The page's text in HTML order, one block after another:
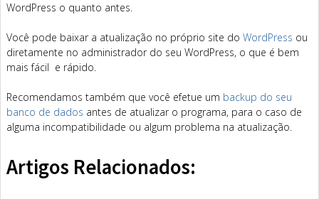
WordPress o quanto antes.
Você pode baixar a atualização no próprio site do WordPress ou
diretamente no administrador do seu WordPress, o que é bem
mais fácil e rápido.
Recomendamos também que você efetue um backup do seu
banco de dados antes de atualizar o programa, para o caso de
alguma incompatibilidade ou algum problema na atualização.
Artigos Relacionados: